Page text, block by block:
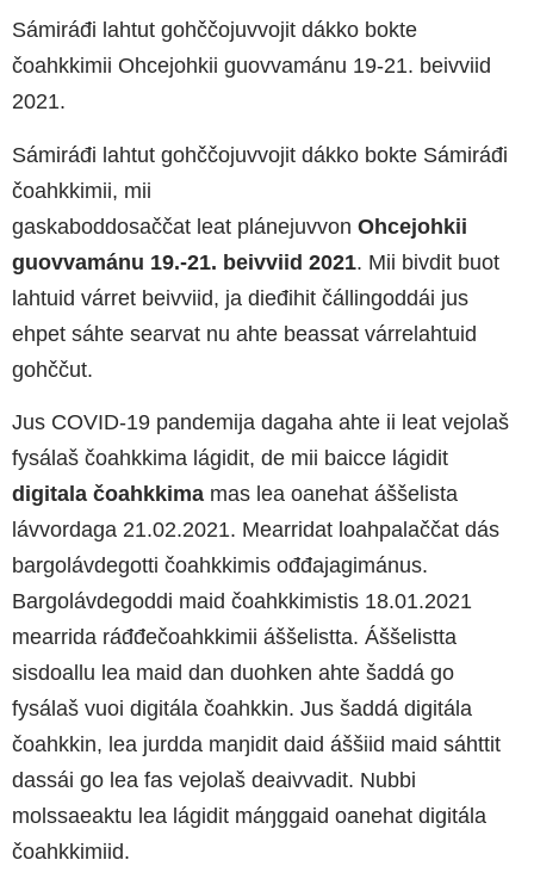
Sámiráđi lahtut gohččojuvvojit dákko bokte
čoahkkimii Ohcejohkii guovvamánu 19-21. beivviid
2021.
Sámiráđi lahtut gohččojuvvojit dákko bokte Sámiráđi
čoahkkimii, mii
gaskaboddosaččat leat plánejuvvon Ohcejohkii
guovvamánu 19.-21. beivviid 2021. Mii bivdit buot
lahtuid várret beivviid, ja dieđihit čállingoddái jus
ehpet sáhte searvat nu ahte beassat várrelahtuid
gohččut.
Jus COVID-19 pandemija dagaha ahte ii leat vejolaš
fysálaš čoahkkima lágidit, de mii baicce lágidit
digitala čoahkkima mas lea oanehat áššelista
lávvordaga 21.02.2021. Mearridat loahpalaččat dás
bargolávdegotti čoahkkimis ođđajagimánus.
Bargolávdegoddi maid čoahkkimistis 18.01.2021
mearrida ráđđečoahkkimii áššelistta. Áššelistta
sisdoallu lea maid dan duohken ahte šaddá go
fysálaš vuoi digitála čoahkkin. Jus šaddá digitála
čoahkkin, lea jurdda maŋidit daid áššiid maid sáhttit
dassái go lea fas vejolaš deaivvadit. Nubbi
molssaeaktu lea lágidit máŋggaid oanehat digitála
čoahkkimiid.